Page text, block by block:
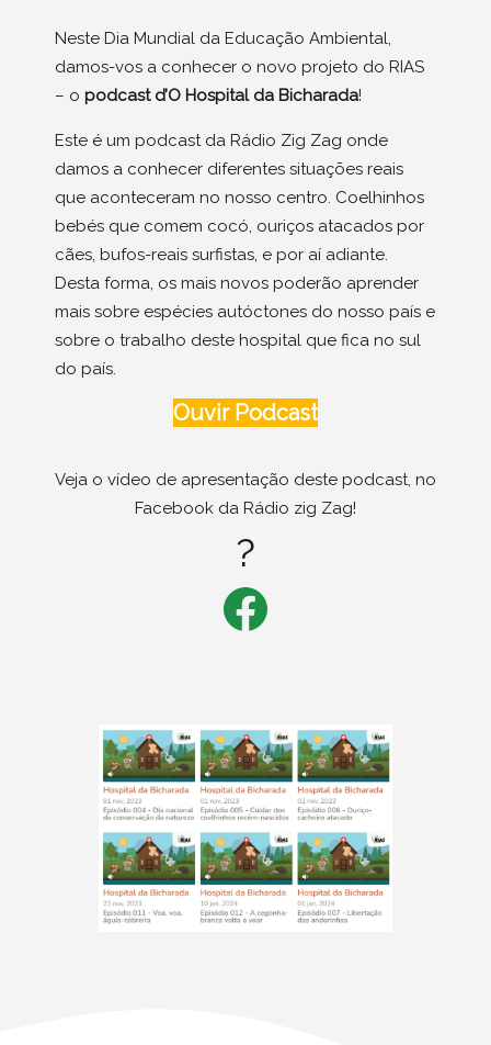
Neste Dia Mundial da Educação Ambiental,
damos-vos a conhecer o novo projeto do RIAS
– o podcast d’O Hospital da Bicharada!
Este é um podcast da Rádio Zig Zag onde
damos a conhecer diferentes situações reais
que aconteceram no nosso centro. Coelhinhos
bebés que comem cocó, ouriços atacados por
cães, bufos-reais surfistas, e por aí adiante.
Desta forma, os mais novos poderão aprender
mais sobre espécies autóctones do nosso país e
sobre o trabalho deste hospital que fica no sul
do país.
Ouvir Podcast
Veja o vídeo de apresentação deste podcast, no
Facebook da Rádio zig Zag!
?